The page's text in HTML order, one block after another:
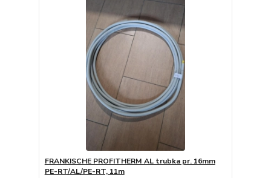
FRANKISCHE PROFITHERM AL trubka pr. 16mm
PE-RT/AL/PE-RT, 11m